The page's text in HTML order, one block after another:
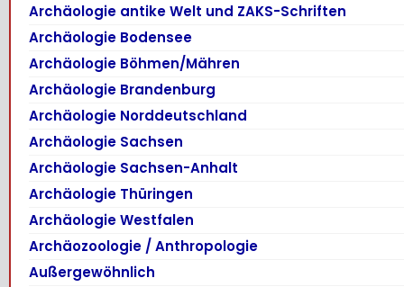
Archäologie antike Welt und ZAKS-Schriften
Archäologie Bodensee
Archäologie Böhmen/Mähren
Archäologie Brandenburg
Archäologie Norddeutschland
Archäologie Sachsen
Archäologie Sachsen-Anhalt
Archäologie Thüringen
Archäologie Westfalen
Archäozoologie / Anthropologie
Außergewöhnlich